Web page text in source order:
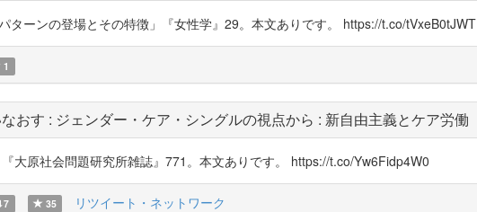
ターンの登場とその特徴」『女性学』29。本文ありです。 https://t.co/tVxeB0tJWT
1
おす : ジェンダー・ケア・シングルの視点から : 新自由主義とケア労働
大原社会問題研究所雑誌』771。本文ありです。 https://t.co/Yw6Fidp4W0
7 35 リツイート・ネットワーク